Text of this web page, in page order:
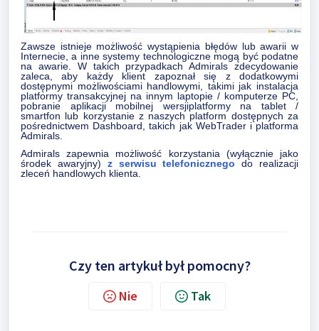
Zawsze istnieje możliwość wystąpienia błędów lub awarii w
Internecie, a inne systemy technologiczne mogą być podatne
na awarie. W takich przypadkach Admirals zdecydowanie
zaleca, aby każdy klient zapoznał się z dodatkowymi
dostępnymi możliwościami handlowymi, takimi jak instalacja
platformy transakcyjnej na innym laptopie / komputerze PC,
pobranie aplikacji mobilnej wersjiplatformy na tablet /
smartfon lub korzystanie z naszych platform dostępnych za
pośrednictwem Dashboard, takich jak WebTrader i platforma
Admirals.
Admirals zapewnia możliwość korzystania (wyłącznie jako
środek awaryjny) z serwisu telefonicznego do realizacji
zleceń handlowych klienta.
Czy ten artykuł był pomocny?
Nie Tak